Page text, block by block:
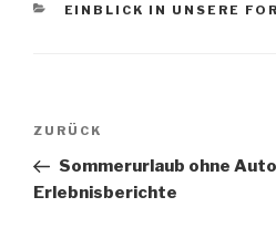
KATEGORIEN
EINBLICK IN UNSERE
Beitragsnavigation
Vorheriger
Beitrag
ZURÜCK
Sommerurlaub ohne
Erlebnisberichte